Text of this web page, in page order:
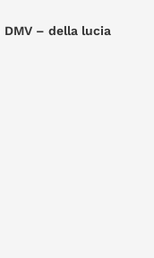
DMV – della lucia